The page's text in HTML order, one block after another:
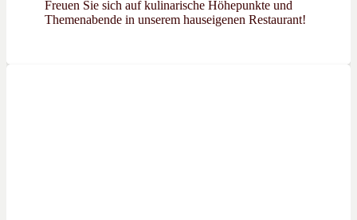
Freuen Sie sich auf kulinarische Höhepunkte und
Themenabende in unserem hauseigenen Restaurant!